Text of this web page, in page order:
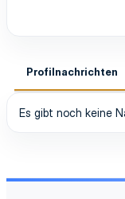
Profilnachrichten
Es gibt noch keine